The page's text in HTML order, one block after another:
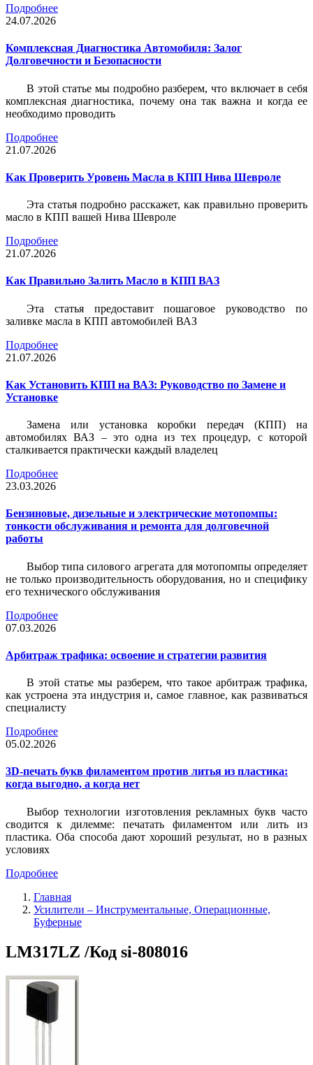
Подробнее
24.07.2026
Комплексная Диагностика Автомобиля: Залог
Долговечности и Безопасности
В этой статье мы подробно разберем, что включает в себя
комплексная диагностика, почему она так важна и когда ее
необходимо проводить
Подробнее
21.07.2026
Как Проверить Уровень Масла в КПП Нива Шевроле
Эта статья подробно расскажет, как правильно проверить
масло в КПП вашей Нива Шевроле
Подробнее
21.07.2026
Как Правильно Залить Масло в КПП ВАЗ
Эта статья предоставит пошаговое руководство по
заливке масла в КПП автомобилей ВАЗ
Подробнее
21.07.2026
Как Установить КПП на ВАЗ: Руководство по Замене и
Установке
Замена или установка коробки передач (КПП) на
автомобилях ВАЗ – это одна из тех процедур, с которой
сталкивается практически каждый владелец
Подробнее
23.03.2026
Бензиновые, дизельные и электрические мотопомпы:
тонкости обслуживания и ремонта для долговечной
работы
Выбор типа силового агрегата для мотопомпы определяет
не только производительность оборудования, но и специфику
его технического обслуживания
Подробнее
07.03.2026
Арбитраж трафика: освоение и стратегии развития
В этой статье мы разберем, что такое арбитраж трафика,
как устроена эта индустрия и, самое главное, как развиваться
специалисту
Подробнее
05.02.2026
3D-печать букв филаментом против литья из пластика:
когда выгодно, а когда нет
Выбор технологии изготовления рекламных букв часто
сводится к дилемме: печатать филаментом или лить из
пластика. Оба способа дают хороший результат, но в разных
условиях
Подробнее
Главная
Усилители – Инструментальные, Операционные,
Буферные
LM317LZ /Код si-808016